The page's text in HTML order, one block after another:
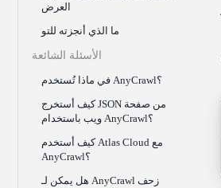
العرض
ما الذي أنجزته للتو
الأسئلة الشائعة
في ماذا تُستخدم AnyCrawl؟
كيف أستخرج JSON من صفحة
ويب باستخدام AnyCrawl؟
كيف أستخدم Atlas Cloud مع
AnyCrawl؟
هل يمكن لـ AnyCrawl زحف